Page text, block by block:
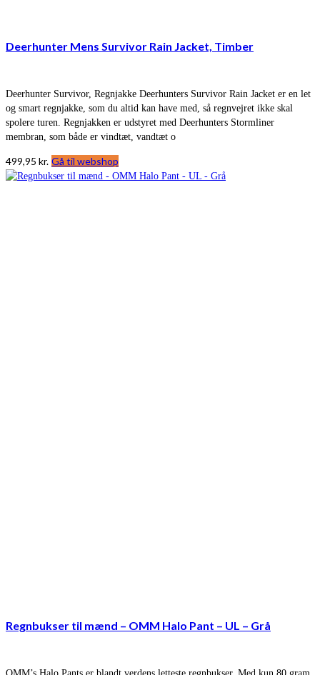
Deerhunter Mens Survivor Rain Jacket, Timber
Deerhunter Survivor, Regnjakke Deerhunters Survivor Rain Jacket er en let
og smart regnjakke, som du altid kan have med, så regnvejret ikke skal
spolere turen. Regnjakken er udstyret med Deerhunters Stormliner
membran, som både er vindtæt, vandtæt o
499,95 kr. Gå til webshop
Regnbukser til mænd – OMM Halo Pant – UL – Grå